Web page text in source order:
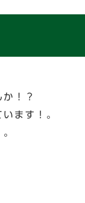
！？
ます！。